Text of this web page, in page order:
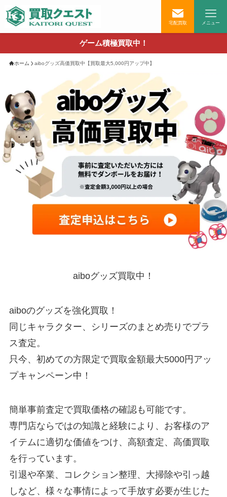
宅配買取 メニュー
ゲーム積極買取中！
ホーム aiboグッズ高価買取中【買取最大5,000円アップ中】
aiboグッズ買取中！
aiboのグッズを強化買取！
同じキャラクター、シリーズのまとめ売りでプラ
ス査定。
只今、初めての方限定で買取金額最大5000円アッ
プキャンペーン中！
簡単事前査定で買取価格の確認も可能です。
専門店ならではの知識と経験により、お客様のア
イテムに適切な価値をつけ、高額査定、高価買取
を行っています。
引退や卒業、コレクション整理、大掃除や引っ越
しなど、様々な事情によって手放す必要が生じた